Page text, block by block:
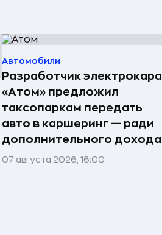
Автомобили
Разработчик электрокара
«Атом» предложил
таксопаркам передать
авто в каршеринг — ради
дополнительного дохода
07 августа 2026, 16:00